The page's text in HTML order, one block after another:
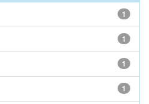
1
1
1
1